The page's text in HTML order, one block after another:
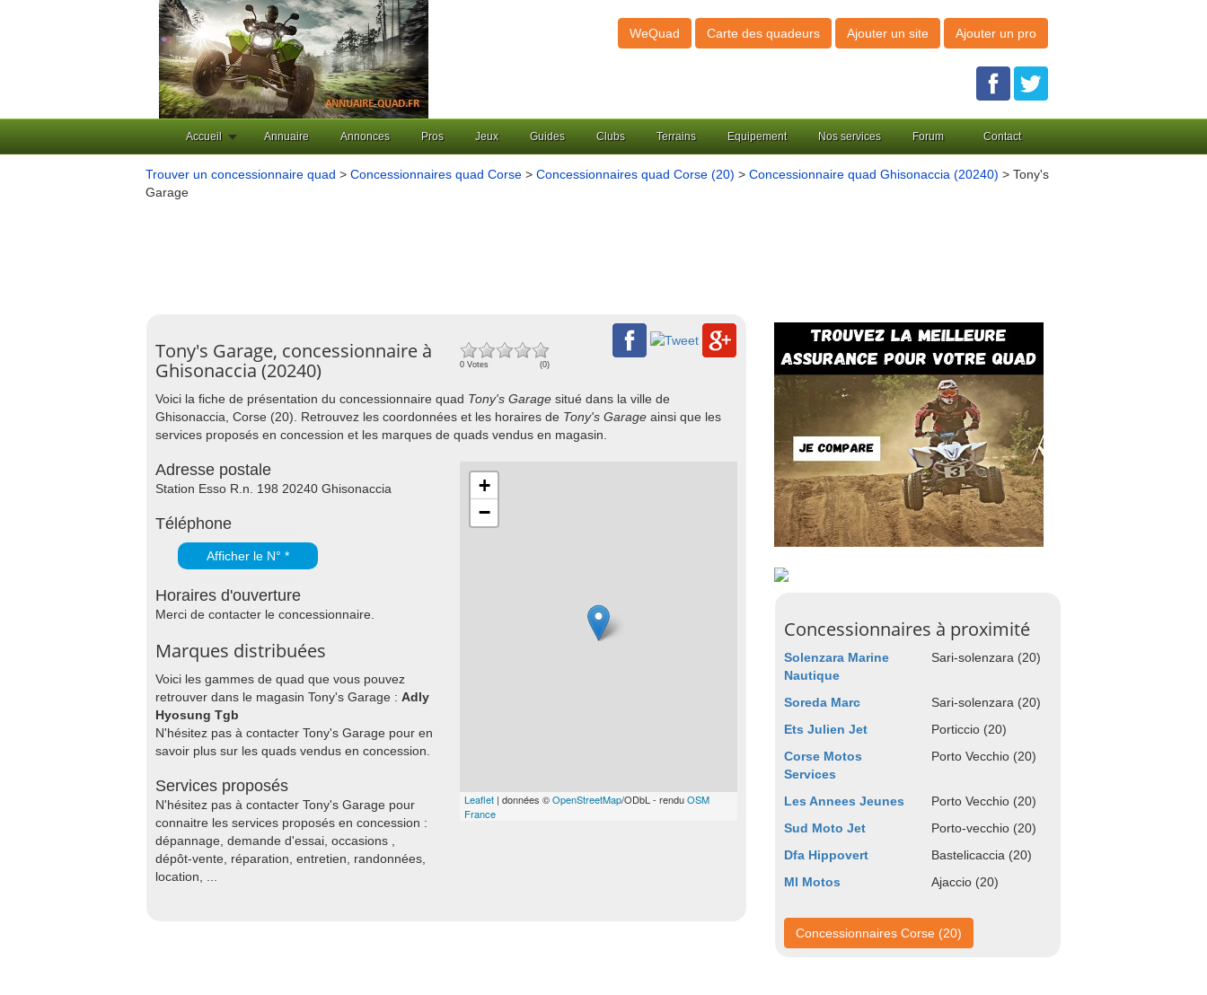
WeQuad Carte des quadeurs Ajouter un site Ajouter un pro
Accueil Annuaire Annonces Pros Jeux Guides Clubs Terrains Equipement Nos services Forum Contact
Trouver un concessionnaire quad > Concessionnaires quad Corse > Concessionnaires quad Corse (20) > Concessionnaire quad Ghisonaccia (20240) > Tony's
Garage
Tony's Garage, concessionnaire à
Ghisonaccia (20240)
0 Votes (0)
Voici la fiche de présentation du concessionnaire quad Tony's Garage situé dans la ville de
Ghisonaccia, Corse (20). Retrouvez les coordonnées et les horaires de Tony's Garage ainsi que les
services proposés en concession et les marques de quads vendus en magasin.
Adresse postale
Station Esso R.n. 198 20240 Ghisonaccia
Téléphone
Afficher le N° *
Horaires d'ouverture
Merci de contacter le concessionnaire.
Marques distribuées
Voici les gammes de quad que vous pouvez
retrouver dans le magasin Tony's Garage : Adly
Hyosung Tgb
N'hésitez pas à contacter Tony's Garage pour en
savoir plus sur les quads vendus en concession.
Services proposés
N'hésitez pas à contacter Tony's Garage pour
connaitre les services proposés en concession :
dépannage, demande d'essai, occasions ,
dépôt-vente, réparation, entretien, randonnées,
location, ...
+
−
Leaflet | données ©OpenStreetMap/ODbL - renduOSM
France
Concessionnaires à proximité
Solenzara Marine
Nautique
Sari-solenzara (20)
Soreda Marc
Sari-solenzara (20)
Ets Julien Jet
Porticcio (20)
Corse Motos
Services
Porto Vecchio (20)
Les Annees Jeunes
Porto Vecchio (20)
Sud Moto Jet
Porto-vecchio (20)
Dfa Hippovert
Bastelicaccia (20)
Ml Motos
Ajaccio (20)
Concessionnaires Corse (20)